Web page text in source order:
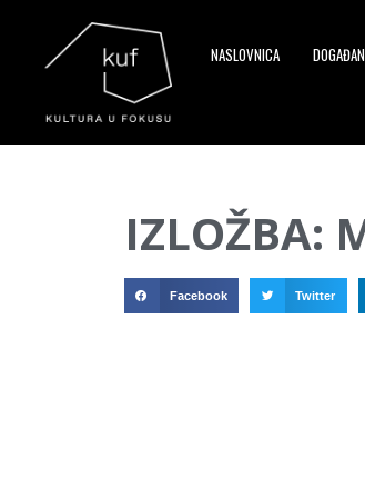
NASLOVNICA
IZLOŽBA:
Facebook Twitter